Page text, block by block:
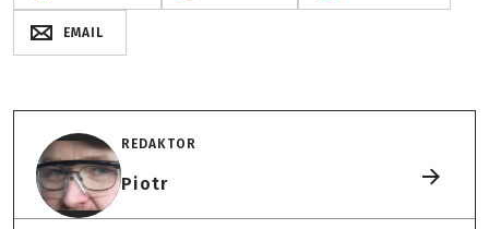
EMAIL
REDAKTOR
Piotr